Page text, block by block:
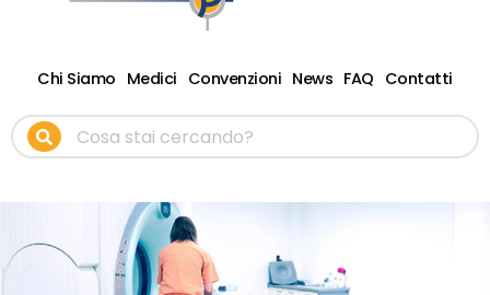
Chi Siamo Medici Convenzioni News FAQ Contatti